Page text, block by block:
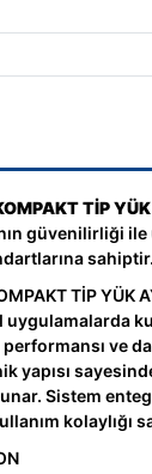
TİP
güvenilirliği
sahiptir.
TİP YÜK
ve
yapısı
Sistem
kolaylığı